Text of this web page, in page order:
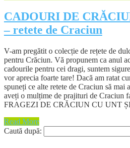
CADOURI DE
– retete de Craciun
V-am pregătit o colecție de rețete de
pentru Crăciun. Vă propunem ca anul
cadourile pentru cei dragi, suntem
vor aprecia foarte tare! Dacă am ratat
spuneți ce alte retete de Craciun să mai
aveți o mulțime de prajituri de
FRAGEZI DE CRĂCIUN CU UNT
Read More
Caută după: